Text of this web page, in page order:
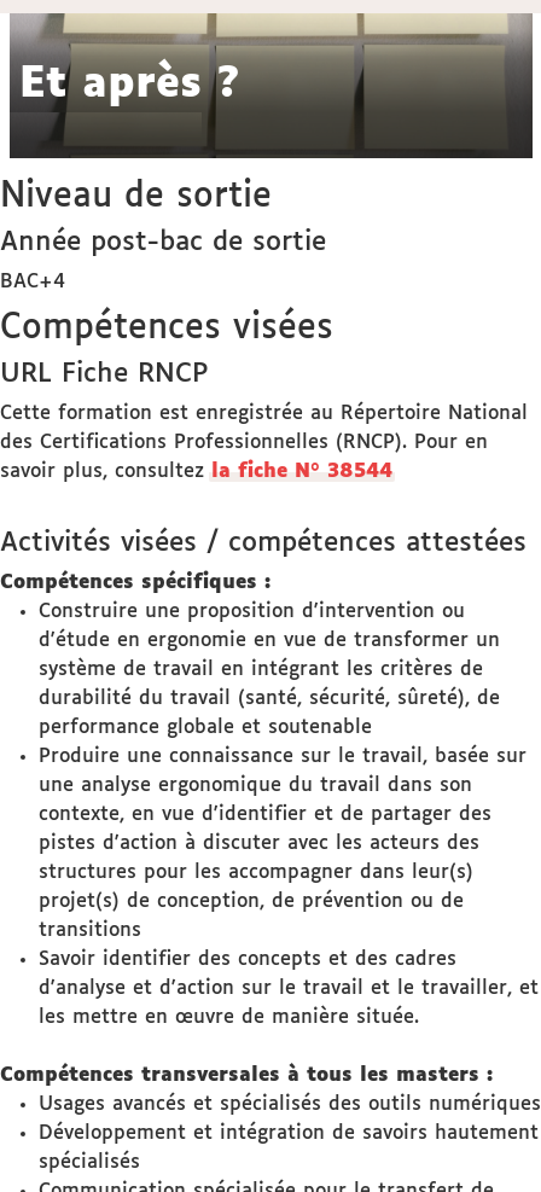
Et après ?
Niveau de sortie
Année post-bac de sortie
BAC+4
Compétences visées
URL Fiche RNCP
Cette formation est enregistrée au Répertoire National
des Certifications Professionnelles (RNCP). Pour en
savoir plus, consultez
la fiche N° 38544
Activités visées / compétences attestées
Compétences spécifiques :
Construire une proposition d'intervention ou
d'étude en ergonomie en vue de transformer un
système de travail en intégrant les critères de
durabilité du travail (santé, sécurité, sûreté), de
performance globale et soutenable
Produire une connaissance sur le travail, basée sur
une analyse ergonomique du travail dans son
contexte, en vue d'identifier et de partager des
pistes d'action à discuter avec les acteurs des
structures pour les accompagner dans leur(s)
projet(s) de conception, de prévention ou de
transitions
Savoir identifier des concepts et des cadres
d'analyse et d'action sur le travail et le travailler, et
les mettre en œuvre de manière située.
Compétences transversales à tous les masters :
Usages avancés et spécialisés des outils numériques
Développement et intégration de savoirs hautement
spécialisés